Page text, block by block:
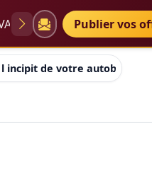
Diplômes
Publier vos
incipit de votre